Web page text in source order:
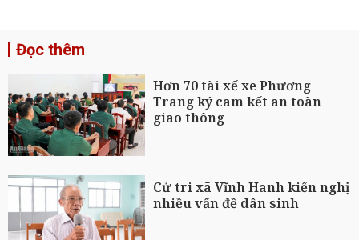
Đọc thêm
Hơn 70 tài xế xe Phương
Trang ký cam kết an toàn
giao thông
Cử tri xã Vĩnh Hanh kiến nghị
nhiều vấn đề dân sinh